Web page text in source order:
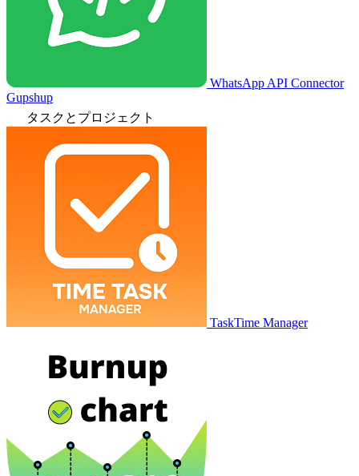
WhatsApp API Connector
Gupshup
タスクとプロジェクト
TaskTime Manager